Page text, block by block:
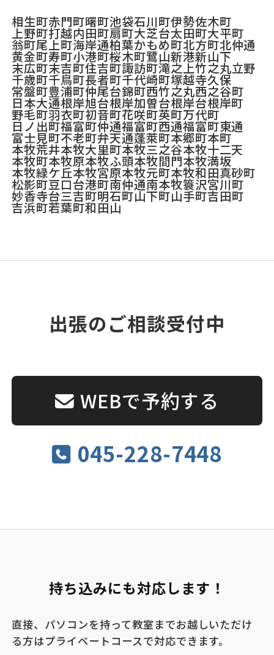
相生町赤門町曙町池袋石川町伊勢佐木町
上野町打越内田町扇町大芝台太田町大平町
翁町尾上町海岸通柏葉かもめ町北方町北仲通
黄金町寿町小港町桜木町鷺山新港新山下
末広町末吉町住吉町諏訪町滝之上竹之丸立野
千歳町千鳥町長者町千代崎町塚越寺久保
常盤町豊浦町仲尾台錦町西竹之丸西之谷町
日本大通根岸旭台根岸加曽台根岸台根岸町
野毛町羽衣町初音町花咲町英町万代町
日ノ出町福富町仲通福富町西通福富町東通
富士見町不老町弁天通蓬萊町本郷町本町
本牧荒井本牧大里町本牧三之谷本牧十二天
本牧町本牧原本牧ふ頭本牧間門本牧満坂
本牧緑ケ丘本牧宮原本牧元町本牧和田真砂町
松影町豆口台港町南仲通南本牧簑沢宮川町
妙香寺台三吉町明石町山下町山手町吉田町
吉浜町若葉町和田山
出張のご相談受付中
WEBで予約する
045-228-7448
持ち込みにも対応します！
直接、パソコンを持って教室までお越しいただけ
る方はプライベートコースで対応できます。